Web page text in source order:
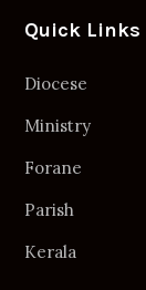
Quick Links
Diocese
Ministry
Forane
Parish
Kerala